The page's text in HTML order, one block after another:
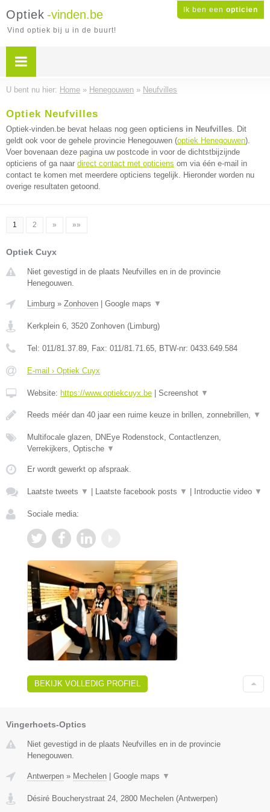
Ik ben een opticien
Optiek -vinden.be
Vind optiek bij u in de buurt!
U bent nu hier: Home » Henegouwen » Neufvilles
Optiek Neufvilles
Optiek-vinden.be bevat helaas nog geen opticiens in Neufvilles. Dit
geldt ook voor de gehele provincie Henegouwen (optiek Henegouwen).
Voer bovenaan deze pagina uw postcode in voor de dichtstbijzijnde
opticiens of ga naar direct contact met opticiens om via één e-mail in
contact te komen met meerdere opticiens tegelijk. Hieronder worden nu
overige resultaten getoond.
1 2 » »»
Optiek Cuyx
Niet gevestigd in de plaats Neufvilles en in de provincie
Henegouwen.
Limburg » Zonhoven Google maps ▼
Kerkplein 6, 3520 Zonhoven (Limburg)
Tel: 011/81.37.89, Fax: 011/81.71.65, BTW-nr: 0433.649.584
E-mail › Optiek Cuyx
Website: https://www.optiekcuyx.be Screenshot ▼
Reeds méér dan 40 jaar een ruime keuze in brillen, zonnebrillen, ▼
Multifocale glazen, DNEye Rodenstock, Contactlenzen,
Verrekijkers, Optische ▼
Er wordt gewerkt op afspraak.
Laatste tweets ▼ Laatste facebook posts ▼ Introductie video ▼
Sociale media:
BEKIJK VOLLEDIG PROFIEL
Vingerhoets-Optics
Niet gevestigd in de plaats Neufvilles en in de provincie
Henegouwen.
Antwerpen » Mechelen | Google maps ▼
Désiré Boucherystraat 24 2800 Mechelen (Antwerpen)